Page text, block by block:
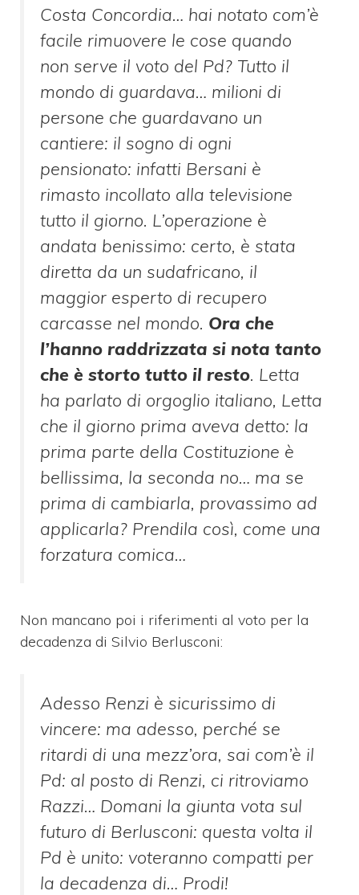
Costa Concordia… hai notato com’è
facile rimuovere le cose quando
non serve il voto del Pd? Tutto il
mondo di guardava… milioni di
persone che guardavano un
cantiere: il sogno di ogni
pensionato: infatti Bersani è
rimasto incollato alla televisione
tutto il giorno. L’operazione è
andata benissimo: certo, è stata
diretta da un sudafricano, il
maggior esperto di recupero
carcasse nel mondo. Ora che
l’hanno raddrizzata si nota tanto
che è storto tutto il resto. Letta
ha parlato di orgoglio italiano, Letta
che il giorno prima aveva detto: la
prima parte della Costituzione è
bellissima, la seconda no… ma se
prima di cambiarla, provassimo ad
applicarla? Prendila così, come una
forzatura comica…
Non mancano poi i riferimenti al voto per la
decadenza di Silvio Berlusconi:
Adesso Renzi è sicurissimo di
vincere: ma adesso, perché se
ritardi di una mezz’ora, sai com’è il
Pd: al posto di Renzi, ci ritroviamo
Razzi… Domani la giunta vota sul
futuro di Berlusconi: questa volta il
Pd è unito: voteranno compatti per
la decadenza di… Prodi!